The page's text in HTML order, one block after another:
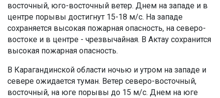
восточный, юго-восточный ветер. Днем на западе и в
центре порывы достигнут 15-18 м/с. На западе
сохраняется высокая пожарная опасность, на северо-
востоке и в центре - чрезвычайная. В Актау сохранится
высокая пожарная опасность.
В Карагандинской области ночью и утром на западе и
севере ожидается туман. Ветер северо-восточный,
восточный, на юге порывы до 15 м/с. Днем на юге